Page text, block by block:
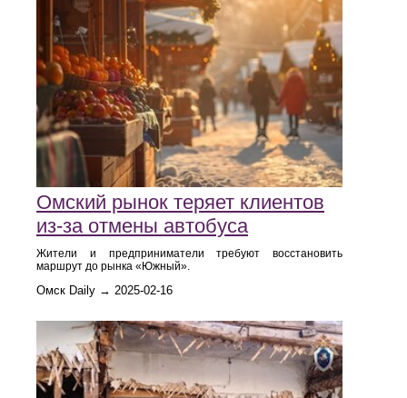
Омский рынок теряет клиентов
из-за отмены автобуса
Жители и предприниматели требуют восстановить
маршрут до рынка «Южный».
Омск Daily → 2025-02-16